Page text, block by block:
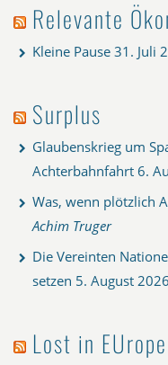
Relevante
Kleine Pause 31. Juli
Surplus
Glaubenskrieg um
Achterbahnfahrt 6.
Was, wenn plötzlich
Achim Truger
Die Vereinten
setzen 5. August 2026
Lost in EUrope